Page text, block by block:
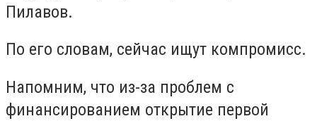
Пилавов.
По его словам, сейчас ищут компромисс.
Напомним, что из-за проблем с
финансированием открытие первой